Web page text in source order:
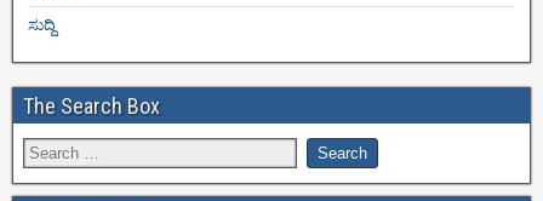
ಸುದ್ದಿ
The Search Box